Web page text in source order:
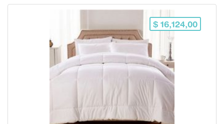
$ 16,124,00